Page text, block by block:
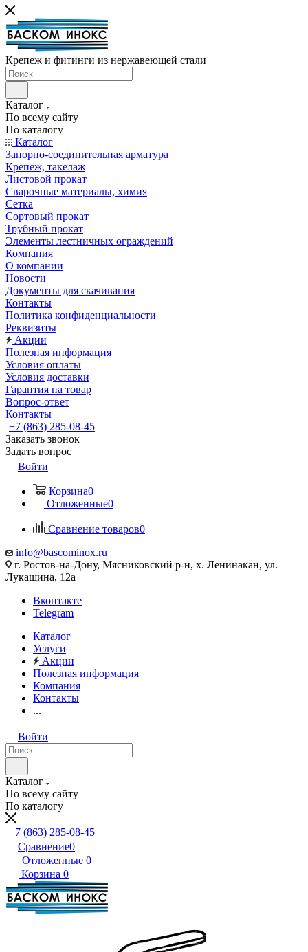
Крепеж и фитинги из нержавеющей стали
Каталог
По всему сайту
По каталогу
Каталог
Запорно-соединительная арматура
Крепеж, такелаж
Листовой прокат
Сварочные материалы, химия
Сетка
Сортовый прокат
Трубный прокат
Элементы лестничных ограждений
Компания
О компании
Новости
Документы для скачивания
Контакты
Политика конфиденциальности
Реквизиты
Акции
Полезная информация
Условия оплаты
Условия доставки
Гарантия на товар
Вопрос-ответ
Контакты
+7 (863) 285-08-45
Заказать звонок
Задать вопрос
Войти
Корзина0
Отложенные0
Сравнение товаров0
info@bascominox.ru
г. Ростов-на-Дону, Мясниковский р-н, х. Ленинакан, ул.
Лукашина, 12а
Вконтакте
Telegram
Каталог
Услуги
Акции
Полезная информация
Компания
Контакты
...
Войти
Каталог
По всему сайту
По каталогу
+7 (863) 285-08-45
Сравнение0
Отложенные 0
Корзина 0